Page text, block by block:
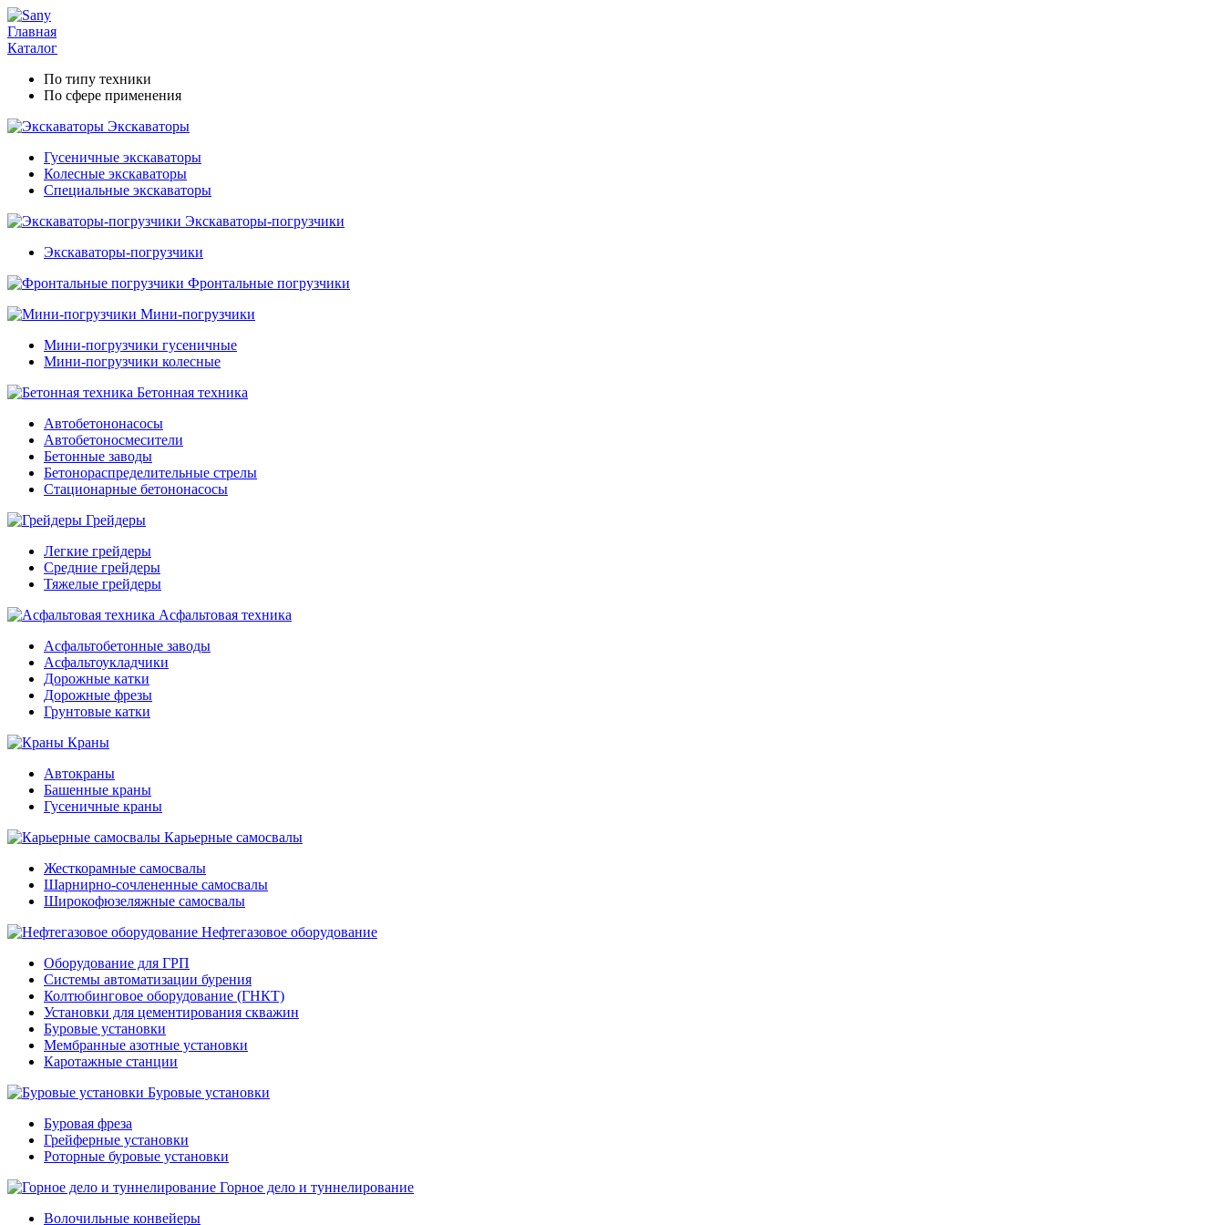
Главная
Каталог
По типу техники
По сфере применения
Экскаваторы
Гусеничные экскаваторы
Колесные экскаваторы
Специальные экскаваторы
Экскаваторы-погрузчики
Экскаваторы-погрузчики
Фронтальные погрузчики
Мини-погрузчики
Мини-погрузчики гусеничные
Мини-погрузчики колесные
Бетонная техника
Автобетононасосы
Автобетоносмесители
Бетонные заводы
Бетонораспределительные стрелы
Стационарные бетононасосы
Грейдеры
Легкие грейдеры
Средние грейдеры
Тяжелые грейдеры
Асфальтовая техника
Асфальтобетонные заводы
Асфальтоукладчики
Дорожные катки
Дорожные фрезы
Грунтовые катки
Краны
Автокраны
Башенные краны
Гусеничные краны
Карьерные самосвалы
Жесткорамные самосвалы
Шарнирно-сочлененные самосвалы
Широкофюзеляжные самосвалы
Нефтегазовое оборудование
Оборудование для ГРП
Системы автоматизации бурения
Колтюбинговое оборудование (ГНКТ)
Установки для цементирования скважин
Буровые установки
Мембранные азотные установки
Каротажные станции
Буровые установки
Буровая фреза
Грейферные установки
Роторные буровые установки
Горное дело и туннелирование
Волочильные конвейеры